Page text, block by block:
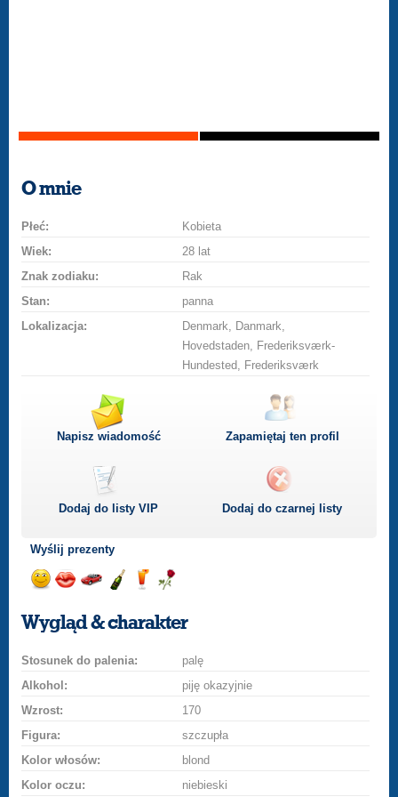
O mnie
Płeć:
Kobieta
Wiek:
28 lat
Znak zodiaku:
Rak
Stan:
panna
Lokalizacja:
Denmark, Danmark,
Hovedstaden, Frederiksværk-
Hundested, Frederiksværk
Napisz wiadomość Zapamiętaj ten profil
Dodaj do listyVIP Dodaj do czarnej listy
Wyślij prezenty
uśmiech
buziakasamochodem
szampana
drinka
różę
Wygląd & charakter
Stosunek do palenia:
palę
Alkohol:
piję okazyjnie
Wzrost:
170
Figura:
szczupła
Kolor włosów:
blond
Kolor oczu:
niebieski